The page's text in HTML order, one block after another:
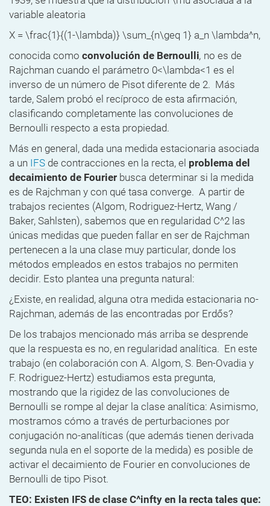
variable aleatoria
X = \frac{1}{(1-\lambda)} \sum_{n\geq 1} a_n \lambda^n,
conocida como convolución de Bernoulli, no es de
Rajchman cuando el parámetro 0<\lambda<1 es el
inverso de un número de Pisot diferente de 2. Más
tarde, Salem probó el recíproco de esta afirmación,
clasificando completamente las convoluciones de
Bernoulli respecto a esta propiedad.
Más en general, dada una medida estacionaria asociada
a un IFS de contracciones en la recta, el problema del
decaimiento de Fourier busca determinar si la medida
es de Rajchman y con qué tasa converge. A partir de
trabajos recientes (Algom, Rodriguez-Hertz, Wang /
Baker, Sahlsten), sabemos que en regularidad C^2 las
únicas medidas que pueden fallar en ser de Rajchman
pertenecen a la una clase muy particular, donde los
métodos empleados en estos trabajos no permiten
decidir. Esto plantea una pregunta natural:
¿Existe, en realidad, alguna otra medida estacionaria no-
Rajchman, además de las encontradas por Erdős?
De los trabajos mencionado más arriba se desprende
que la respuesta es no, en regularidad analítica. En este
trabajo (en colaboración con A. Algom, S. Ben-Ovadia y
F. Rodriguez-Hertz) estudiamos esta pregunta,
mostrando que la rigidez de las convoluciones de
Bernoulli se rompe al dejar la clase analítica: Asimismo,
mostramos cómo a través de perturbaciones por
conjugación no-analíticas (que además tienen derivada
segunda nula en el soporte de la medida) es posible de
activar el decaimiento de Fourier en convoluciones de
Bernoulli de tipo Pisot.
TEO: Existen IFS de clase C^infty en la recta tales que: